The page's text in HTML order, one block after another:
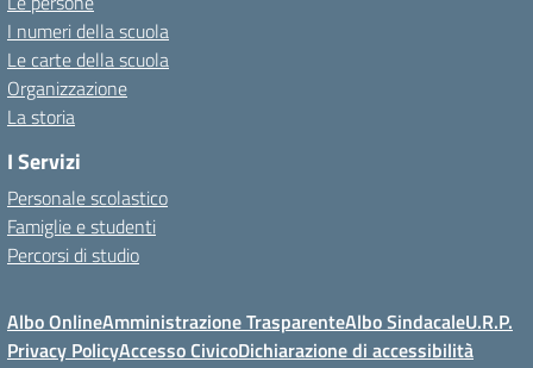
I numeri della scuola
Le carte della scuola
Organizzazione
La storia
I Servizi
Personale scolastico
Famiglie e studenti
Percorsi di studio
Albo OnlineAmministrazione TrasparenteAlbo SindacaleU.R.P.
Privacy PolicyAccesso CivicoDichiarazione di accessibilità